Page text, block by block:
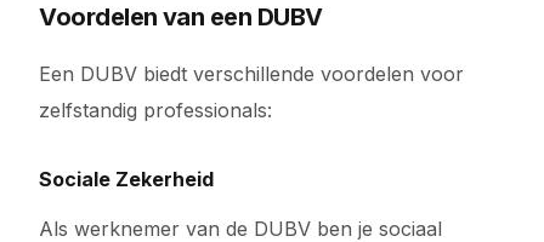
Voordelen van een DUBV
Een DUBV biedt verschillende voordelen voor
zelfstandig professionals:
Sociale Zekerheid
Als werknemer van de DUBV ben je sociaal